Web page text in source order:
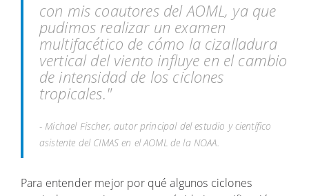
con mis coautores del AOML, ya que
pudimos realizar un examen
multifacético de cómo la cizalladura
vertical del viento influye en el cambio
de intensidad de los ciclones
tropicales."
- Michael Fischer, autor principal del estudio y científico
asistente del CIMAS en el AOML de la NOAA.
Para entender mejor por qué algunos ciclones